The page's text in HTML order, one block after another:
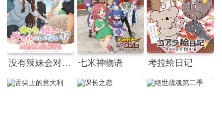
没有辣妹会对阿宅温柔!? 七米神物语 考拉绘日记